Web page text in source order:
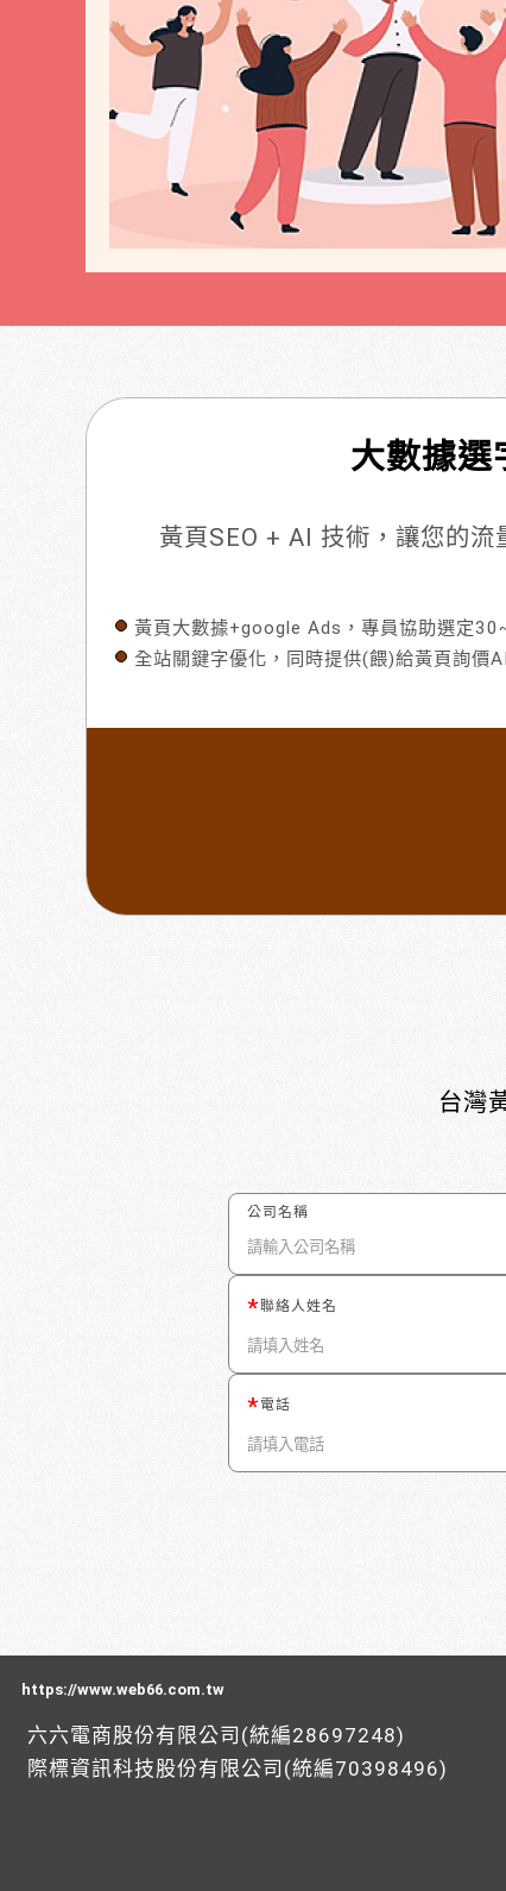
大數據選
黃頁SEO + AI 技術，讓您的流
黃頁大數據+google Ads，專員協助選定
全站關鍵字優化，同時提供(餵)給黃頁詢價
台灣
公司名稱
聯絡人姓名
電話
https://www.web66.com.tw
六六電商股份有限公司(統編28697248)
際標資訊科技股份有限公司(統編70398496)